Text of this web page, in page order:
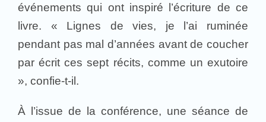
événements qui ont inspiré l’écriture de ce
livre. « Lignes de vies, je l’ai ruminée
pendant pas mal d’années avant de coucher
par écrit ces sept récits, comme un exutoire
», confie-t-il.
À l’issue de la conférence, une séance de